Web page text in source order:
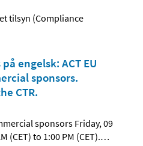
tilsyn (Compliance
engelsk: ACT EU
sponsors.
CTR.
sponsors Friday, 09
(CET) to 1:00 PM (CET).…